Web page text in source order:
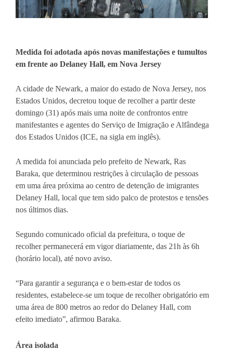
Medida foi adotada após novas manifestações e tumultos
em frente ao Delaney Hall, em Nova Jersey
A cidade de Newark, a maior do estado de Nova Jersey, nos
Estados Unidos, decretou toque de recolher a partir deste
domingo (31) após mais uma noite de confrontos entre
manifestantes e agentes do Serviço de Imigração e Alfândega
dos Estados Unidos (ICE, na sigla em inglês).
A medida foi anunciada pelo prefeito de Newark, Ras
Baraka, que determinou restrições à circulação de pessoas
em uma área próxima ao centro de detenção de imigrantes
Delaney Hall, local que tem sido palco de protestos e tensões
nos últimos dias.
Segundo comunicado oficial da prefeitura, o toque de
recolher permanecerá em vigor diariamente, das 21h às 6h
(horário local), até novo aviso.
“Para garantir a segurança e o bem-estar de todos os
residentes, estabelece-se um toque de recolher obrigatório em
uma área de 800 metros ao redor do Delaney Hall, com
efeito imediato”, afirmou Baraka.
Área isolada